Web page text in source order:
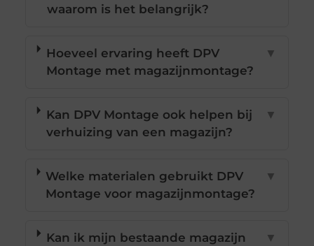
waarom is het belangrijk?
Hoeveel ervaring heeft DPV
Montage met magazijnmontage?
▼
Kan DPV Montage ook helpen bij
verhuizing van een magazijn?
▼
Welke materialen gebruikt DPV
Montage voor magazijnmontage?
▼
Kan ik mijn bestaande magazijn ▼